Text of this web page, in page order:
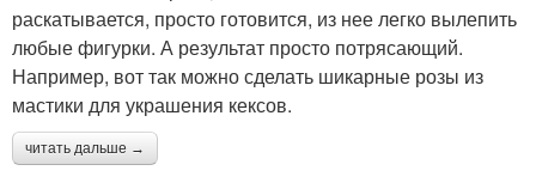
раскатывается, просто готовится, из нее легко вылепить
любые фигурки. А результат просто потрясающий.
Например, вот так можно сделать шикарные розы из
мастики для украшения кексов.
читать дальше →